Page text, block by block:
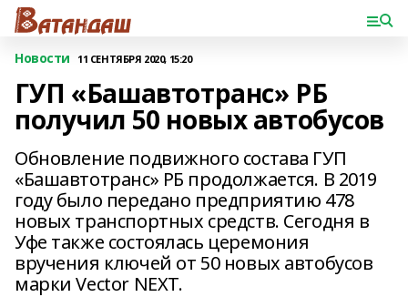
Новости 11 СЕНТЯБРЯ 2020, 15:20
ГУП «Башавтотранс» РБ
получил 50 новых автобусов
Обновление подвижного состава ГУП
«Башавтотранс» РБ продолжается. В 2019
году было передано предприятию 478
новых транспортных средств. Сегодня в
Уфе также состоялась церемония
вручения ключей от 50 новых автобусов
марки Vector NEXT.